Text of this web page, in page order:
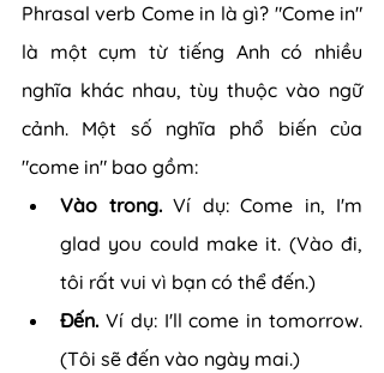
Phrasal verb Come in là gì? "Come in"
là một cụm từ tiếng Anh có nhiều
nghĩa khác nhau, tùy thuộc vào ngữ
cảnh. Một số nghĩa phổ biến của
"come in" bao gồm:
Vào trong. Ví dụ: Come in, I'm
glad you could make it. (Vào đi,
tôi rất vui vì bạn có thể đến.)
Đến. Ví dụ: I'll come in tomorrow.
(Tôi sẽ đến vào ngày mai.)